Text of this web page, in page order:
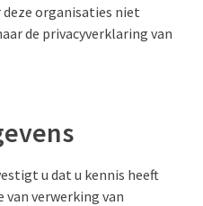
deze organisaties niet
de privacyverklaring van
u dat u kennis heeft
van verwerking van